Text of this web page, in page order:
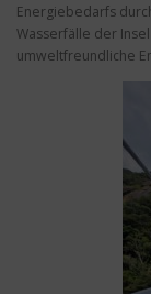
Energiebedarfs
Wasserfälle der
umweltfreundliche